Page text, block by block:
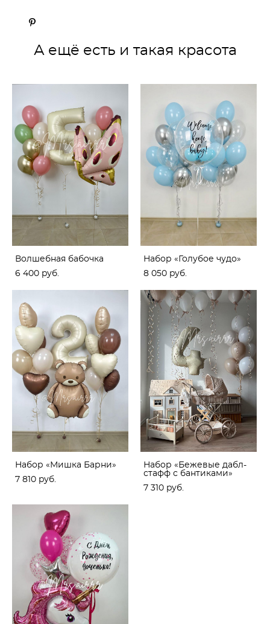
А ещё есть и такая красота
Волшебная бабочка
6 400 pуб.
Набор «Голубое чудо»
8 050 pуб.
Набор «Мишка Барни»
7 810 pуб.
Набор «Бежевые дабл-
стафф с бантиками»
7 310 pуб.